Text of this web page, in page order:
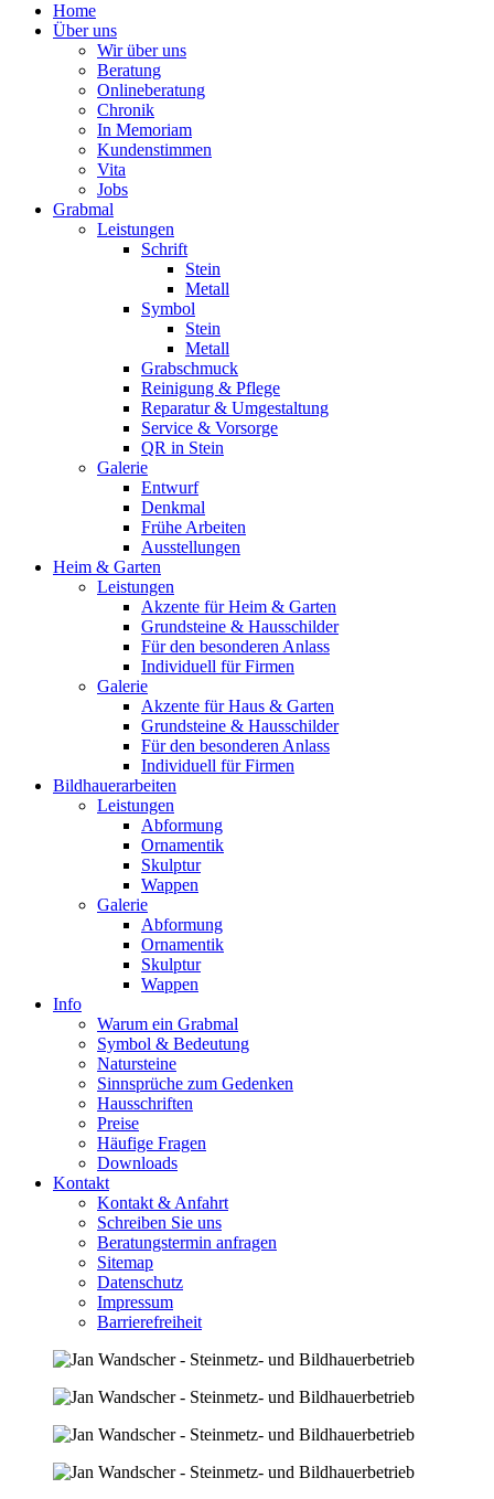
Home
Über uns
Wir über uns
Beratung
Onlineberatung
Chronik
In Memoriam
Kundenstimmen
Vita
Jobs
Grabmal
Leistungen
Schrift
Stein
Metall
Symbol
Stein
Metall
Grabschmuck
Reinigung & Pflege
Reparatur & Umgestaltung
Service & Vorsorge
QR in Stein
Galerie
Entwurf
Denkmal
Frühe Arbeiten
Ausstellungen
Heim & Garten
Leistungen
Akzente für Heim & Garten
Grundsteine & Hausschilder
Für den besonderen Anlass
Individuell für Firmen
Galerie
Akzente für Haus & Garten
Grundsteine & Hausschilder
Für den besonderen Anlass
Individuell für Firmen
Bildhauerarbeiten
Leistungen
Abformung
Ornamentik
Skulptur
Wappen
Galerie
Abformung
Ornamentik
Skulptur
Wappen
Info
Warum ein Grabmal
Symbol & Bedeutung
Natursteine
Sinnsprüche zum Gedenken
Hausschriften
Preise
Häufige Fragen
Downloads
Kontakt
Kontakt & Anfahrt
Schreiben Sie uns
Beratungstermin anfragen
Sitemap
Datenschutz
Impressum
Barrierefreiheit